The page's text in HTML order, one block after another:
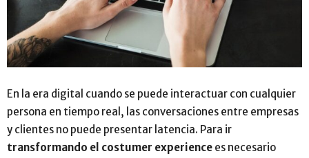
En la era digital cuando se puede interactuar con cualquier
persona en tiempo real, las conversaciones entre empresas
y clientes no puede presentar latencia. Para ir
transformando el costumer experience es necesario